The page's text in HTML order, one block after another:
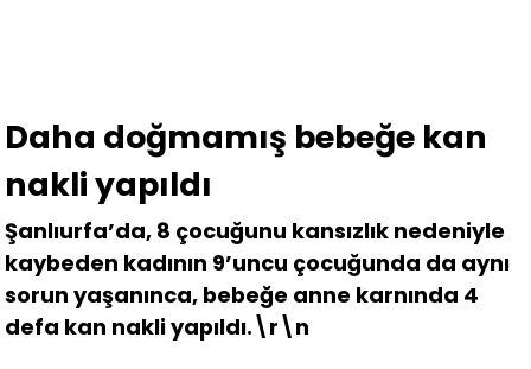
Daha doğmamış bebeğe kan
nakli yapıldı
Şanlıurfa’da, 8 çocuğunu kansızlık nedeniyle
kaybeden kadının 9’uncu çocuğunda da aynı
sorun yaşanınca, bebeğe anne karnında 4
defa kan nakli yapıldı.\r\n